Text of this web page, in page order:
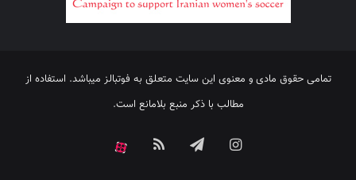
تمامی حقوق مادی و معنوی این سایت متعلق به فوتبالز میباشد. استفاده از
مطالب با ذکر منبع بلامانع است.
اینستاگرامتلگرام خوراک